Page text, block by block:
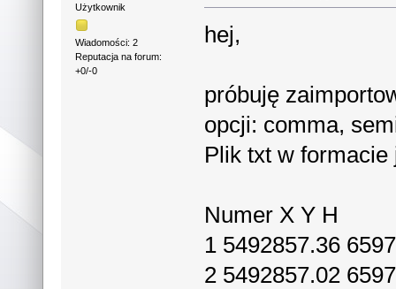
Użytkownik
Wiadomości: 2
Reputacja na forum:
+0/-0
hej,
próbuję
opcji: comma,
Plik txt w formacie
Numer X Y H
1 5492857.36
2 5492857.02